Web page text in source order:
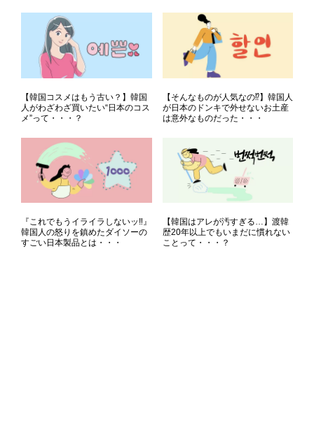
【韓国コスメはもう古い？】韓国
人がわざわざ買いたい“日本のコス
メ”って・・・？
【そんなものが人気なの⁉】韓国人
が日本のドンキで外せないお土産
は意外なものだった・・・
『これでもうイライラしないッ‼』
韓国人の怒りを鎮めたダイソーの
すごい日本製品とは・・・
【韓国はアレが汚すぎる…】渡韓
歴20年以上でもいまだに慣れない
ことって・・・？